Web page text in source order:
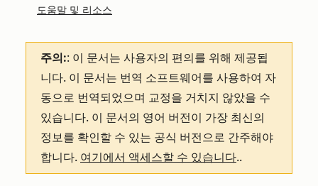
도움말 및 리소스
주의:: 이 문서는 사용자의 편의를 위해 제공됩
니다. 이 문서는 번역 소프트웨어를 사용하여 자
동으로 번역되었으며 교정을 거치지 않았을 수
있습니다. 이 문서의 영어 버전이 가장 최신의
정보를 확인할 수 있는 공식 버전으로 간주해야
합니다. 여기에서 액세스할 수 있습니다..